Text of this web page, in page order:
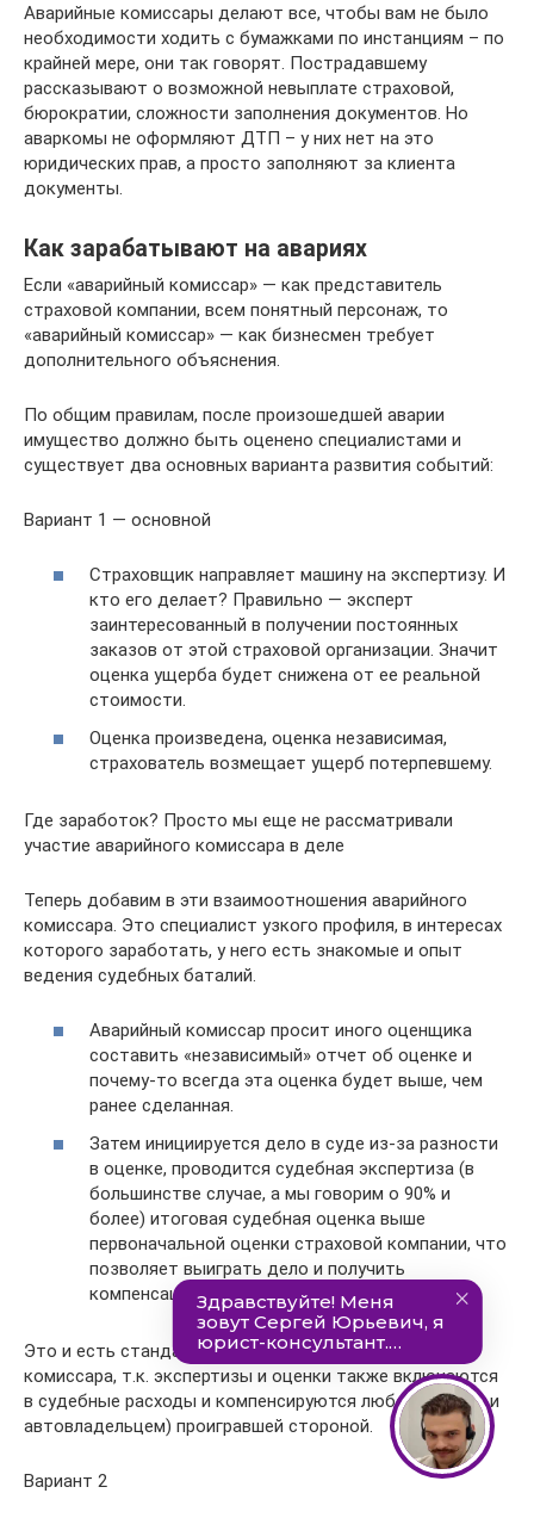
Аварийные комиссары делают все, чтобы вам не было
необходимости ходить с бумажками по инстанциям – по
крайней мере, они так говорят. Пострадавшему
рассказывают о возможной невыплате страховой,
бюрократии, сложности заполнения документов. Но
аваркомы не оформляют ДТП – у них нет на это
юридических прав, а просто заполняют за клиента
документы.
Как зарабатывают на авариях
Если «аварийный комиссар» — как представитель
страховой компании, всем понятный персонаж, то
«аварийный комиссар» — как бизнесмен требует
дополнительного объяснения.
По общим правилам, после произошедшей аварии
имущество должно быть оценено специалистами и
существует два основных варианта развития событий:
Вариант 1 — основной
Страховщик направляет машину на экспертизу. И
кто его делает? Правильно — эксперт
заинтересованный в получении постоянных
заказов от этой страховой организации. Значит
оценка ущерба будет снижена от ее реальной
стоимости.
Оценка произведена, оценка независимая,
страхователь возмещает ущерб потерпевшему.
Где заработок? Просто мы еще не рассматривали
участие аварийного комиссара в деле
Теперь добавим в эти взаимоотношения аварийного
комиссара. Это специалист узкого профиля, в интересах
которого заработать, у него есть знакомые и опыт
ведения судебных баталий.
Аварийный комиссар просит иного оценщика
составить «независимый» отчет об оценке и
почему-то всегда эта оценка будет выше, чем
ранее сделанная.
Затем инициируется дело в суде из-за разности
в оценке, проводится судебная экспертиза (в
большинстве случае, а мы говорим о 90% и
более) итоговая судебная оценка выше
первоначальной оценки страховой компании, что
позволяет выиграть дело и получить
компенсацию судебных расходов.
Это и есть стандартный заработок аварийного
комиссара, т.к. экспертизы и оценки также включаются
в судебные расходы и компенсируются любой (иногда и
автовладельцем) проигравшей стороной.
Вариант 2